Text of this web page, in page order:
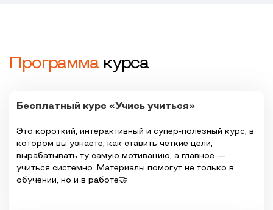
Программакурса
Бесплатный курс «Учись учиться»
Это короткий, интерактивный и супер-полезный курс, в
котором вы узнаете, как ставить четкие цели,
вырабатывать ту самую мотивацию, а главное —
учиться системно. Материалы помогут не только в
обучении, но и в работе🤝